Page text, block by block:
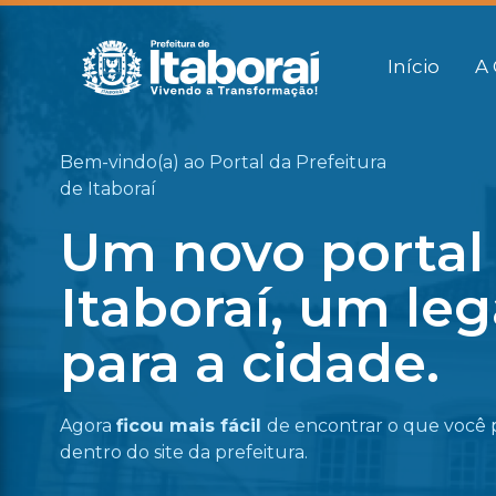
Início A
Bem-vindo(a) ao Portal da Prefeitura
de Itaboraí
Um novo portal
Itaboraí, um
para a cidade.
Agora ficou mais fácil de encontrar o que você
dentro do site da prefeitura.